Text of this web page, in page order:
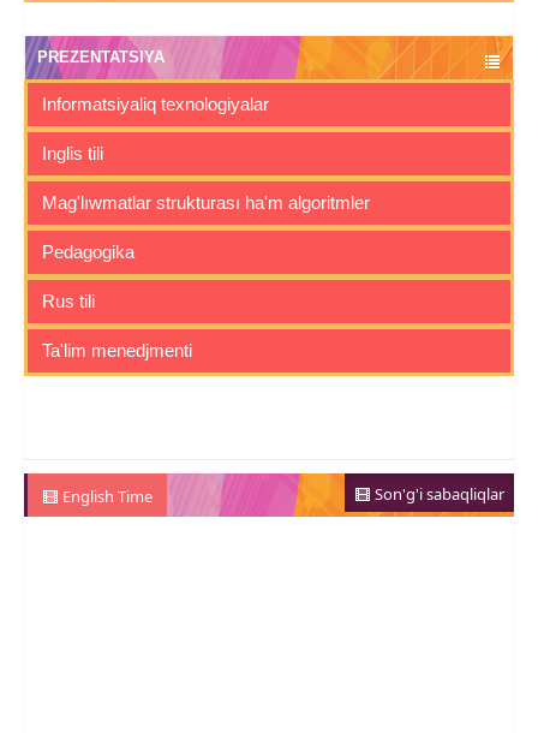
PREZENTATSIYA
Informatsiyaliq texnologiyalar
Inglis tili
Mag'lıwmatlar strukturası ha'm algoritmler
Pedagogika
Rus tili
Ta'lim menedjmenti
English Time Son'g'i sabaqliqlar